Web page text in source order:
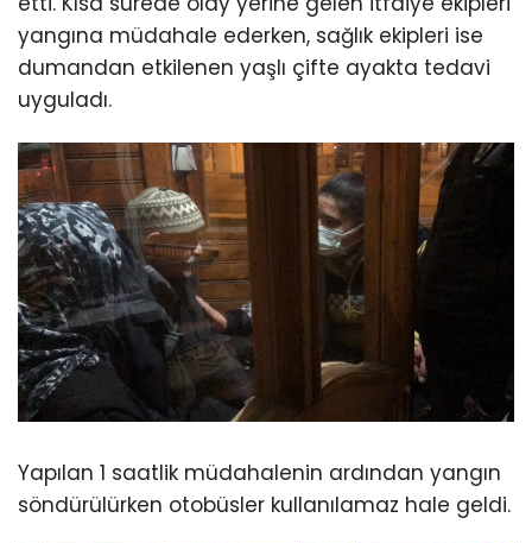
yangına müdahale ederken, sağlık ekipleri ise
dumandan etkilenen yaşlı çifte ayakta tedavi
uyguladı.
Yapılan 1 saatlik müdahalenin ardından yangın
söndürülürken otobüsler kullanılamaz hale geldi.